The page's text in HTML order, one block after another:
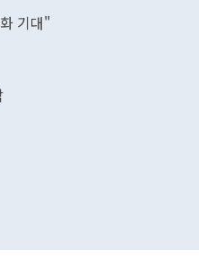
기대"